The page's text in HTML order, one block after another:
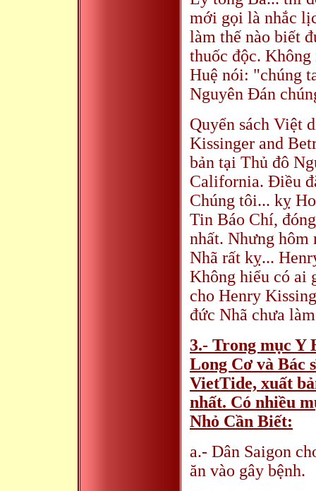
mới gọi là nhắc
làm thế nào biết
thuốc độc.
Huệ nói: "chúng
Nguyên Đán
Quyển sách Việt
Kissinger and
bản tại Thủ đô
California. Điều
Chúng tôi... kỵ
Tin Báo Chí,
nhất. Nhưng hôm
Nhã rất kỵ...
Không hiểu có ai
cho Henry
đức Nhã chưa
3.- Trong mục Y
Long Cơ và Bác
VietTide, xuất
nhất. Có nhiều
Nhỏ Cần Biết:
a.- Dân Saigon
ăn vào gây bệnh.